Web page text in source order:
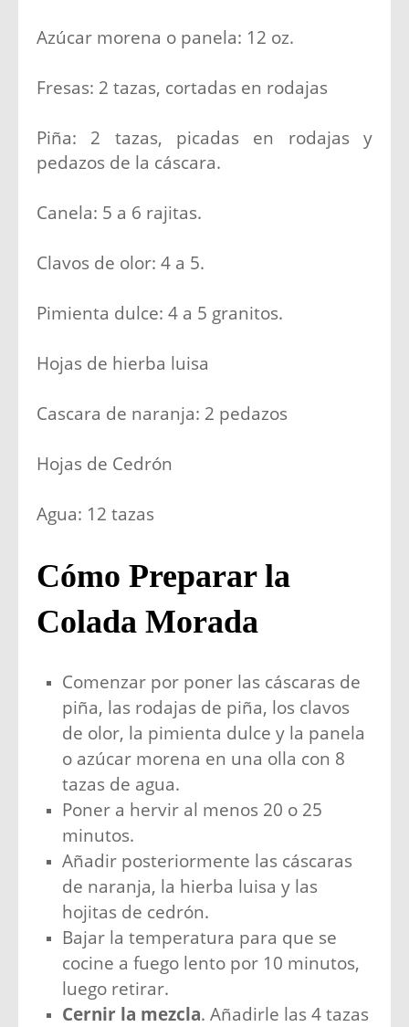
Azúcar morena o panela: 12 oz.
Fresas: 2 tazas, cortadas en rodajas
Piña: 2 tazas, picadas en rodajas y
pedazos de la cáscara.
Canela: 5 a 6 rajitas.
Clavos de olor: 4 a 5.
Pimienta dulce: 4 a 5 granitos.
Hojas de hierba luisa
Cascara de naranja: 2 pedazos
Hojas de Cedrón
Agua: 12 tazas
Cómo Preparar la
Colada Morada
Comenzar por poner las cáscaras de
piña, las rodajas de piña, los clavos
de olor, la pimienta dulce y la panela
o azúcar morena en una olla con 8
tazas de agua.
Poner a hervir al menos 20 o 25
minutos.
Añadir posteriormente las cáscaras
de naranja, la hierba luisa y las
hojitas de cedrón.
Bajar la temperatura para que se
cocine a fuego lento por 10 minutos,
luego retirar.
Cernir la mezcla. Añadirle las 4 tazas